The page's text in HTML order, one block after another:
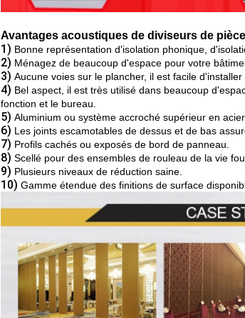
Avantages acoustiques de diviseurs de pièce
1) Bonne représentation d'isolation phonique,
2) Ménagez de beaucoup d'espace pour votre
3) Aucune voies sur le plancher, il est facile d'installer
4) Bel aspect, il est très utilisé dans beaucoup
fonction et le bureau.
5) Aluminium ou système accroché supérieur en acier.
6) Les joints escamotables de dessus et de bas
7) Profils cachés ou exposés de bord de panneau.
8) Scellé pour des ensembles de rouleau de la vie
9) Plusieurs niveaux de réduction saine.
10) Gamme étendue des finitions de surface